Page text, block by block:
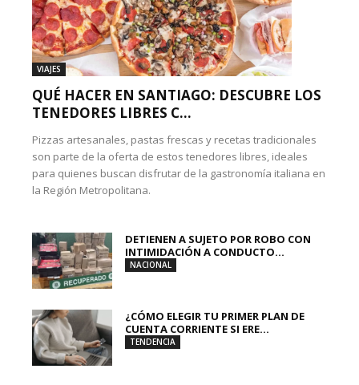
VIAJES
QUÉ HACER EN SANTIAGO: DESCUBRE LOS
TENEDORES LIBRES C...
Pizzas artesanales, pastas frescas y recetas tradicionales
son parte de la oferta de estos tenedores libres, ideales
para quienes buscan disfrutar de la gastronomía italiana en
la Región Metropolitana.
DETIENEN A SUJETO POR ROBO CON
INTIMIDACIÓN A CONDUCTO...
NACIONAL
¿CÓMO ELEGIR TU PRIMER PLAN DE
CUENTA CORRIENTE SI ERE...
TENDENCIA